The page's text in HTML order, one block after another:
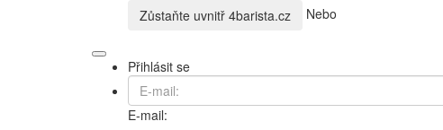
Zůstaňte uvnitř 4barista.cz Nebo
Přihlásit se
E-mail: